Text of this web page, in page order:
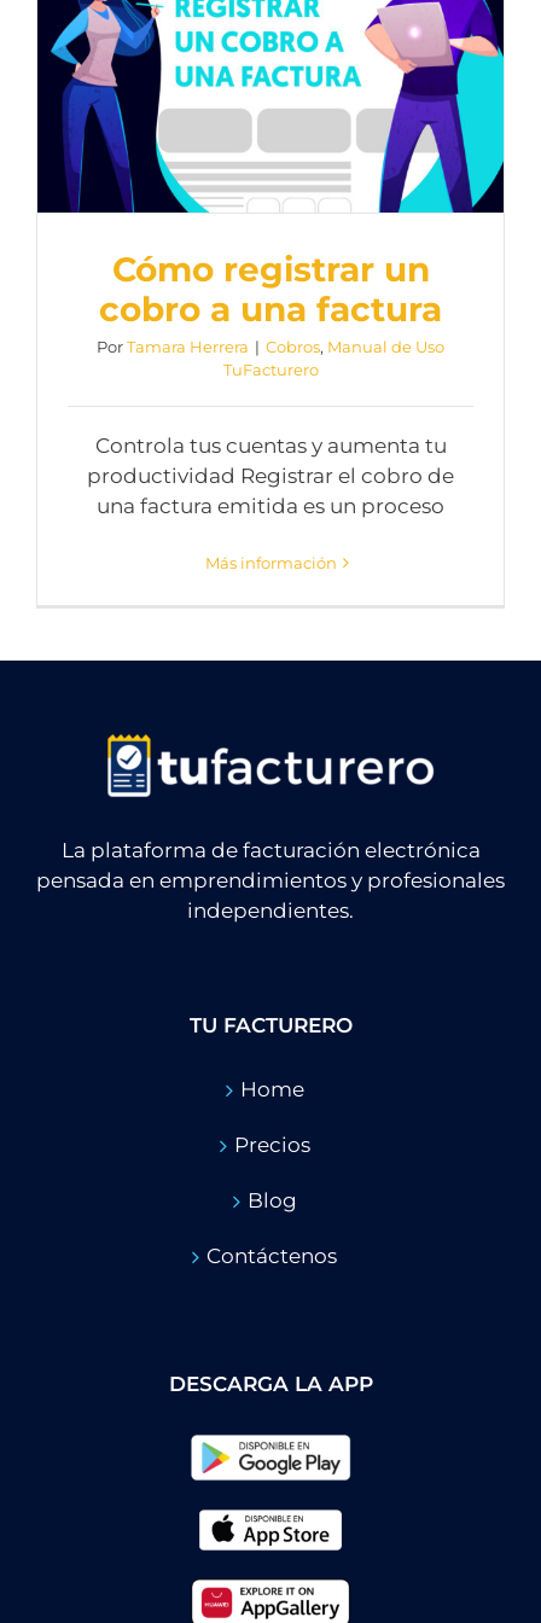
Cómo registrar un
cobro a una factura
PorTamara Herrera | Cobros, Manual de Uso
TuFacturero
Controla tus cuentas y aumenta tu
productividad Registrar el cobro de
una factura emitida es un proceso
Más información
La plataforma de facturación electrónica
pensada en emprendimientos y profesionales
independientes.
TU FACTURERO
Home
Precios
Blog
Contáctenos
DESCARGA LA APP